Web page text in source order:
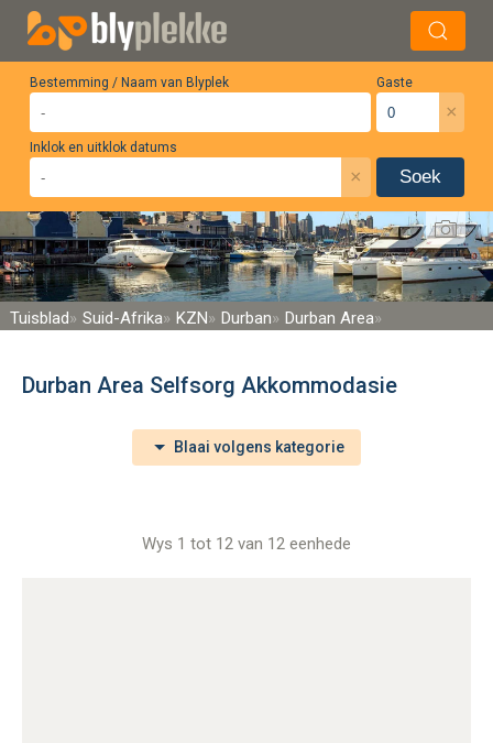
Bestemming / Naam van Blyplek Gaste
×
Inklok en uitklok datums
× Soek
Tuisblad Suid-Afrika KZN Durban Durban Area
Durban Area Selfsorg Akkommodasie
Blaai volgens kategorie
Wys 1 tot 12 van 12 eenhede